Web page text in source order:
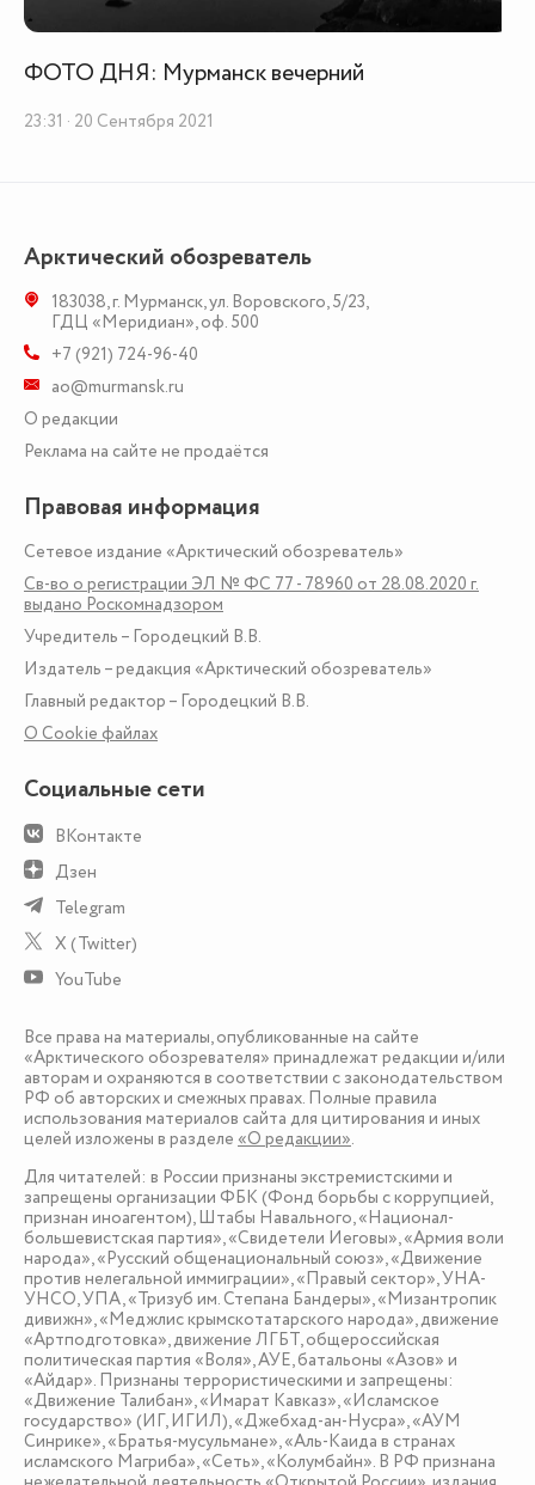
ФОТО ДНЯ: Мурманск вечерний
23:31 · 20 Сентября 2021
Арктический обозреватель
183038,г. Мурманск,ул. Воровского, 5/23,
ГДЦ «Меридиан», оф. 500
+7 (921) 724-96-40
ao@murmansk.ru
О редакции
Реклама на сайте не продаётся
Правовая информация
Сетевое издание «Арктический обозреватель»
Св-во о регистрации ЭЛ № ФС 77 - 78960 от 28.08.2020 г.
выдано Роскомнадзором
Учредитель – Городецкий В.В.
Издатель – редакция «Арктический обозреватель»
Главный редактор – Городецкий В.В.
О Сookie файлах
Социальные сети
ВКонтакте
Дзен
Telegram
X (Twitter)
YouTube
Все права на материалы, опубликованные на сайте
«Арктического обозревателя» принадлежат редакции и/или
авторам и охраняются в соответствии с законодательством
РФ об авторских и смежных правах. Полные правила
использования материалов сайта для цитирования и иных
целей изложены в разделе «О редакции».
Для читателей: в России признаны экстремистскими и
запрещены организации ФБК (Фонд борьбы с коррупцией,
признан иноагентом), Штабы Навального, «Национал-
большевистская партия», «Свидетели Иеговы», «Армия воли
народа», «Русский общенациональный союз», «Движение
против нелегальной иммиграции», «Правый сектор», УНА-
УНСО, УПА, «Тризуб им. Степана Бандеры», «Мизантропик
дивижн», «Меджлис крымскотатарского народа», движение
«Артподготовка», движение ЛГБТ, общероссийская
политическая партия «Воля», АУЕ, батальоны «Азов» и
«Айдар». Признаны террористическими и запрещены:
«Движение Талибан», «Имарат Кавказ», «Исламское
государство» (ИГ, ИГИЛ), «Джебхад-ан-Нусра», «АУМ
Синрике», «Братья-мусульмане», «Аль-Каида в странах
исламского Магриба», «Сеть», «Колумбайн». В РФ признана